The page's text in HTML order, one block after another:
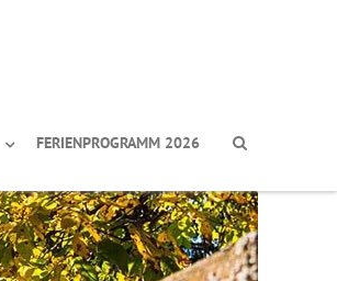
FERIENPROGRAMM 2026